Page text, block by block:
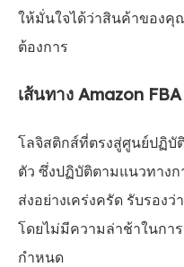
ให้มั่นใจได้ว่าสินค้าของ
ต้องการ
เส้นทาง Amazon
โลจิสติกส์ที่ตรงสู่ศูนย์ปฏิ
ตัว ซึ่งปฏิบัติตามแนวทาง
ส่งอย่างเคร่งครัด รับรอง
โดยไม่มีความล่าช้าในกา
กำหนด